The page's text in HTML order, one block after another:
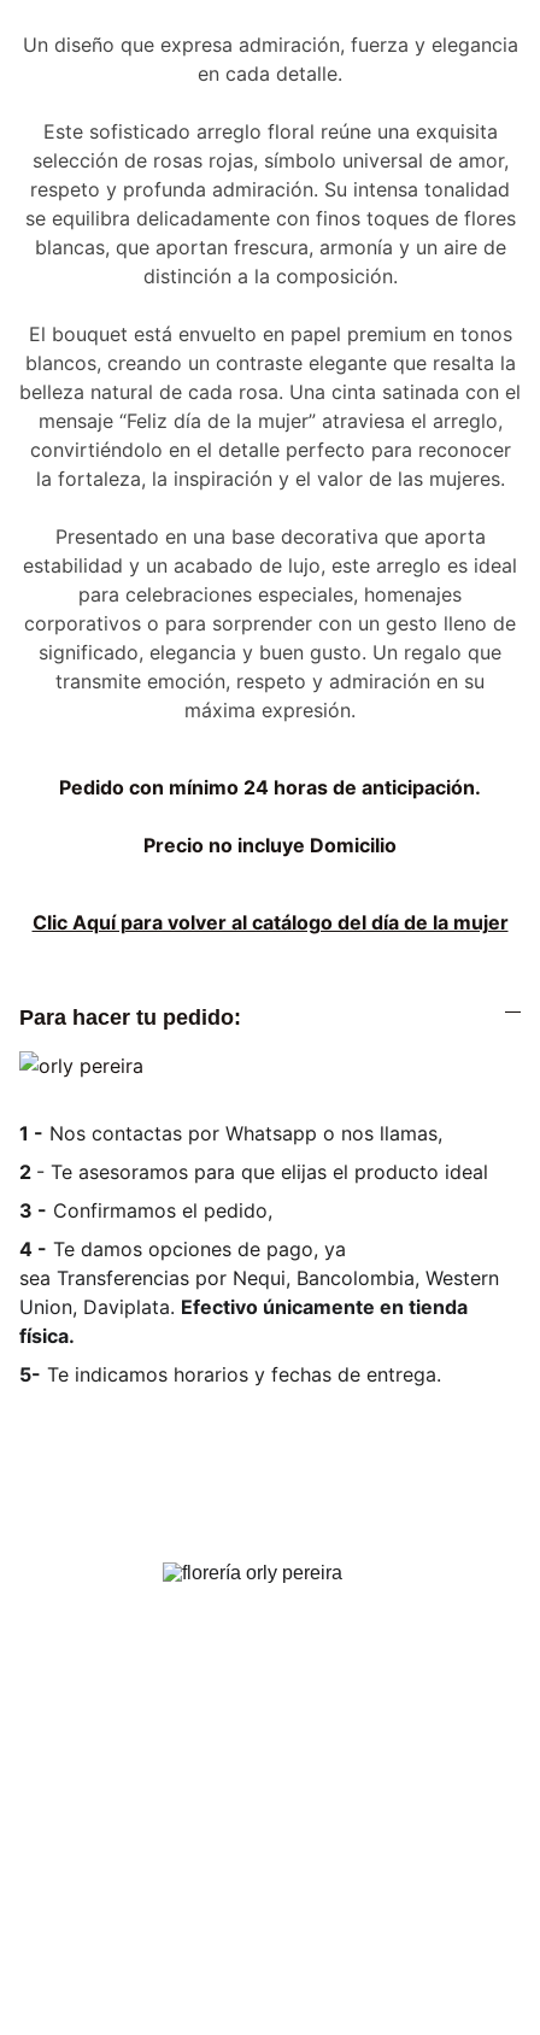
Un diseño que expresa admiración, fuerza y elegancia
en cada detalle.
Este sofisticado arreglo floral reúne una exquisita
selección de rosas rojas, símbolo universal de amor,
respeto y profunda admiración. Su intensa tonalidad
se equilibra delicadamente con finos toques de flores
blancas, que aportan frescura, armonía y un aire de
distinción a la composición.
El bouquet está envuelto en papel premium en tonos
blancos, creando un contraste elegante que resalta la
belleza natural de cada rosa. Una cinta satinada con el
mensaje “Feliz día de la mujer” atraviesa el arreglo,
convirtiéndolo en el detalle perfecto para reconocer
la fortaleza, la inspiración y el valor de las mujeres.
Presentado en una base decorativa que aporta
estabilidad y un acabado de lujo, este arreglo es ideal
para celebraciones especiales, homenajes
corporativos o para sorprender con un gesto lleno de
significado, elegancia y buen gusto. Un regalo que
transmite emoción, respeto y admiración en su
máxima expresión.
Pedido con mínimo 24 horas de anticipación.
Precio no incluye Domicilio
Clic Aquí para volver al catálogo del día de la mujer
Para hacer tu pedido:
1 - Nos contactas por Whatsapp o nos llamas,
2 - Te asesoramos para que elijas el producto ideal
3 - Confirmamos el pedido,
4 - Te damos opciones de pago, ya
sea Transferencias por Nequi, Bancolombia, Western
Union, Daviplata. Efectivo únicamente en tienda
física.
5- Te indicamos horarios y fechas de entrega.